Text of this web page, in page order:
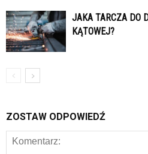
JAKA TARCZA DO
KĄTOWEJ?
ZOSTAW ODPOWIEDŹ